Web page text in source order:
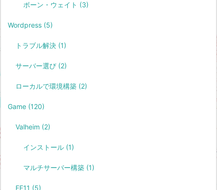
ボーン・ウェイト (3)
Wordpress (5)
トラブル解決 (1)
サーバー選び (2)
ローカルで環境構築 (2)
Game (120)
Valheim (2)
インストール (1)
マルチサーバー構築 (1)
FF11 (5)